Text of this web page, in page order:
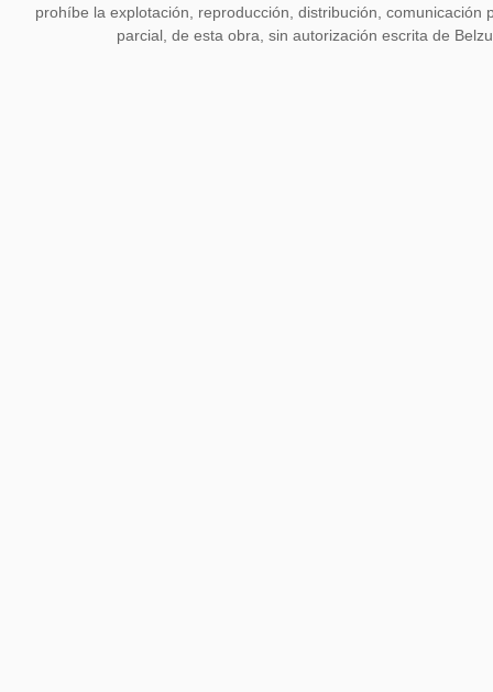
prohíbe la explotación, reproducción, distribución, comunicación
parcial, de esta obra, sin autorización escrita de